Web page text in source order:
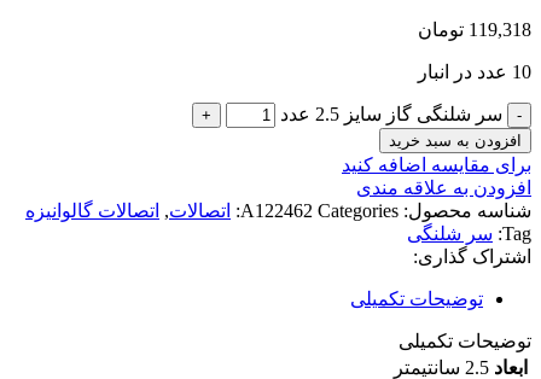
119,318 تومان
10 عدد در انبار
سر شلنگی گاز سایز 2.5 عدد
افزودن به سبد خرید
برای مقایسه اضافه کنید
افزودن به علاقه مندی
شناسه محصول:
A122462 Categories: اتصالات, اتصالات گالوانیزه
Tag: سر شلنگی
اشتراک گذاری:
توضیحات تکمیلی
توضیحات تکمیلی
ابعاد 2.5 سانتیمتر